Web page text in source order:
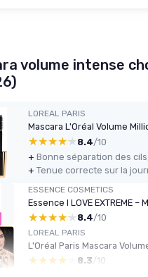
volume intense
LOREAL PARIS
★★★★★
★★★★★ 8.4/10
+
+
ESSENCE COSMETICS
★★★★★
★★★★★ 8.4/10
LOREAL PARIS
★★★★★
★★★★★ 8.3 /10